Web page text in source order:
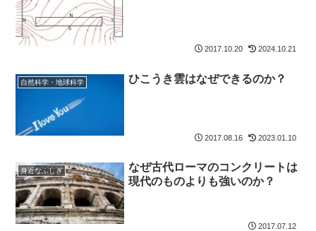
2017.10.20 2024.10.21
自然科学・地球科学 ひこうき雲はなぜできるのか？
2017.08.16 2023.01.10
身近なふしぎ
なぜ古代ローマのコンクリートは
現代のものよりも強いのか？
2017.07.12